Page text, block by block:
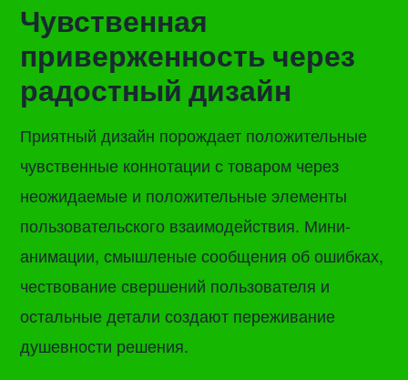
Чувственная
приверженность через
радостный дизайн
Приятный дизайн порождает положительные
чувственные коннотации с товаром через
неожидаемые и положительные элементы
пользовательского взаимодействия. Мини-
анимации, смышленые сообщения об ошибках,
чествование свершений пользователя и
остальные детали создают переживание
душевности решения.